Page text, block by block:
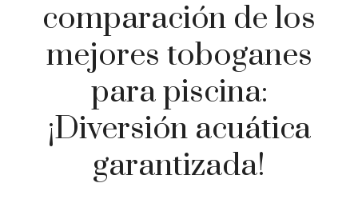
comparación de los
mejores toboganes
para piscina:
¡Diversión acuática
garantizada!